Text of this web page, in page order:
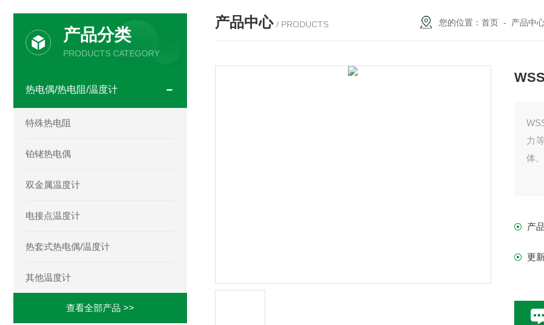
产品分类
PRODUCTS CATEGORY
热电偶/热电阻/温度计
特殊热电阻
铂铑热电偶
双金属温度计
电接点温度计
热套式热电偶/温度计
其他温度计
查看全部产品 >>
产品中心 / PRODUCTS 您的位置：首页 - 产品中
力
体
产
更